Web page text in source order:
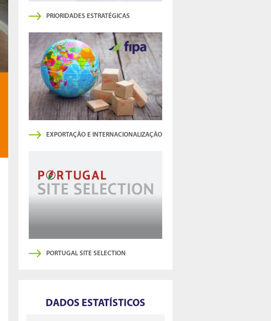
PRIORIDADES ESTRATÉGICAS
EXPORTAÇÃO E INTERNACIONALIZAÇÃO
PORTUGAL SITE SELECTION
DADOS ESTATÍSTICOS